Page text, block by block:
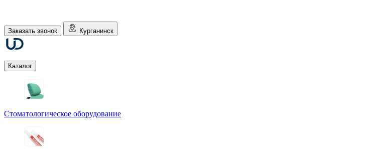
Заказать звонок Курганинск
Каталог
Стоматологическое оборудование